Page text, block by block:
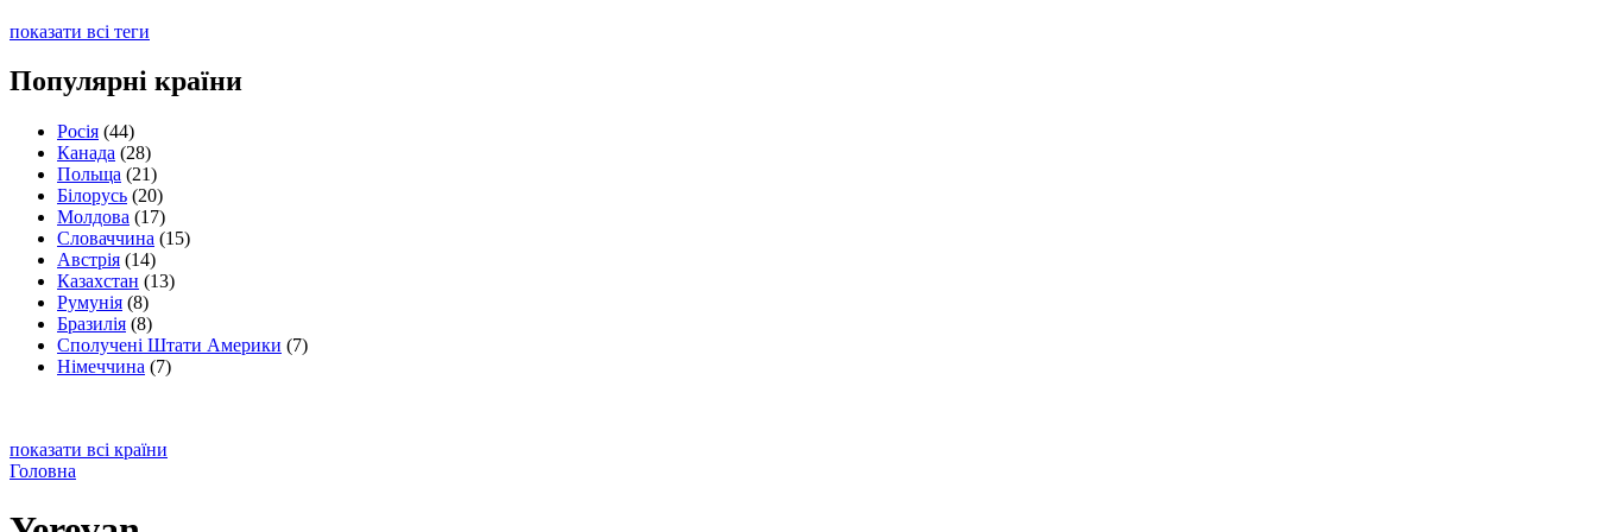
показати всі теги
Популярні країни
Росія (44)
Канада (28)
Польща (21)
Білорусь (20)
Молдова (17)
Словаччина (15)
Австрія (14)
Казахстан (13)
Румунія (8)
Бразилія (8)
Сполучені Штати Америки (7)
Німеччина (7)
показати всі країни
Головна